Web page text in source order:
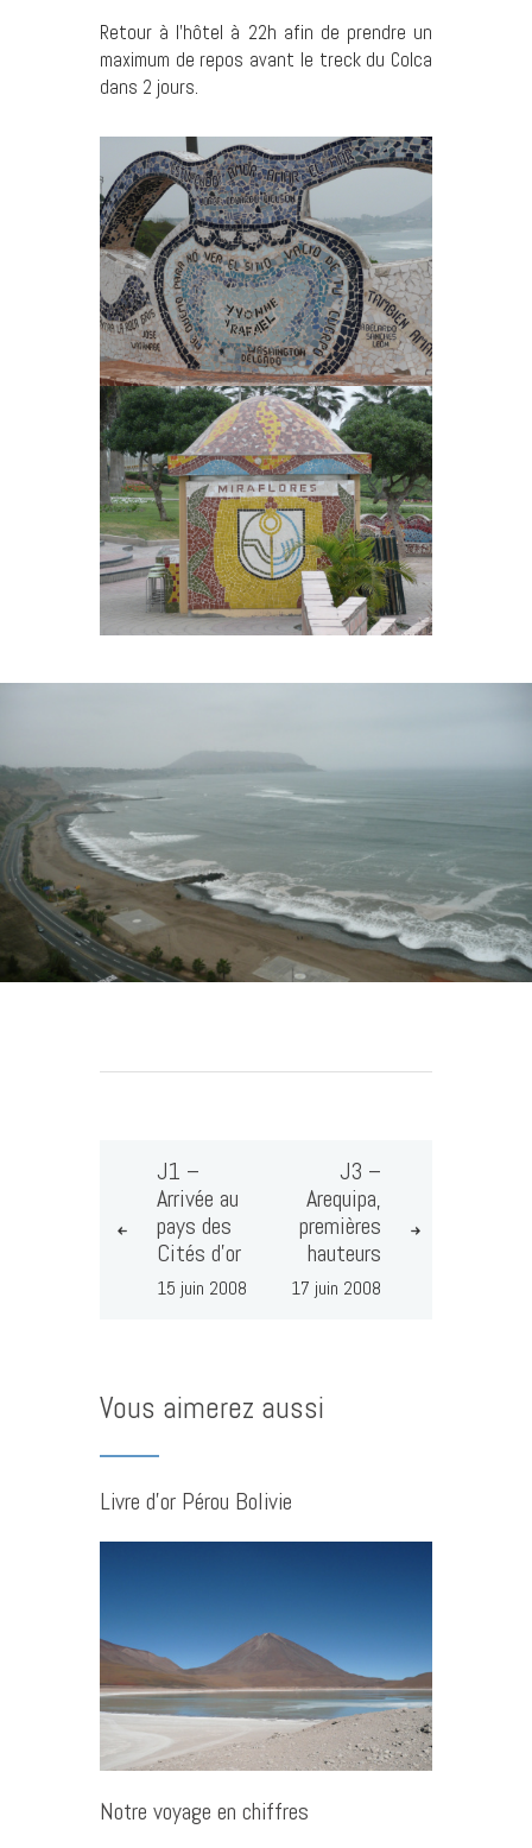
Retour à l’hôtel à 22h afin de prendre un
maximum de repos avant le treck du Colca
dans 2 jours.
J1 –
Arrivée au
pays des
Cités d’or
15 juin 2008
J3 –
Arequipa,
premières
hauteurs
17 juin 2008
Vous aimerez aussi
Livre d’or Pérou Bolivie
Notre voyage en chiffres